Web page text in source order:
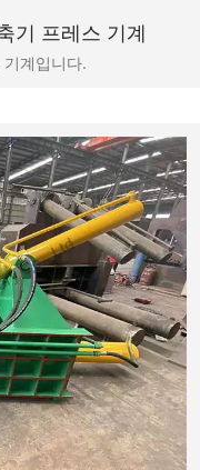
기 프레스 기계
계입니다.